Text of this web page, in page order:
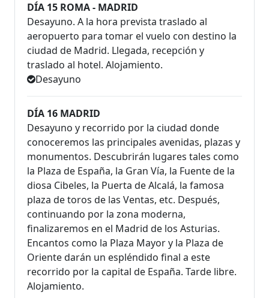
DÍA 15 ROMA - MADRID
Desayuno. A la hora prevista traslado al
aeropuerto para tomar el vuelo con destino la
ciudad de Madrid. Llegada, recepción y
traslado al hotel. Alojamiento.
Desayuno
DÍA 16 MADRID
Desayuno y recorrido por la ciudad donde
conoceremos las principales avenidas, plazas y
monumentos. Descubrirán lugares tales como
la Plaza de España, la Gran Vía, la Fuente de la
diosa Cibeles, la Puerta de Alcalá, la famosa
plaza de toros de las Ventas, etc. Después,
continuando por la zona moderna,
finalizaremos en el Madrid de los Asturias.
Encantos como la Plaza Mayor y la Plaza de
Oriente darán un espléndido final a este
recorrido por la capital de España. Tarde libre.
Alojamiento.